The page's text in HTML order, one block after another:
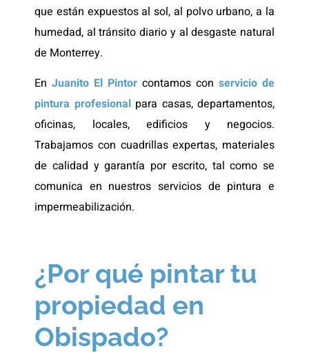
que están expuestos al sol, al polvo urbano, a la
humedad, al tránsito diario y al desgaste natural
de Monterrey.
En Juanito El Pintor contamos con servicio de
pintura profesional para casas, departamentos,
oficinas, locales, edificios y negocios.
Trabajamos con cuadrillas expertas, materiales
de calidad y garantía por escrito, tal como se
comunica en nuestros servicios de pintura e
impermeabilización.
¿Por qué pintar tu
propiedad en
Obispado?